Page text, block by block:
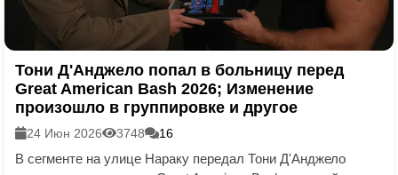
Тони Д'Анджело попал в больницу перед
Great American Bash 2026; Изменение
произошло в группировке и другое
24 Июн 2026 3748 16
В сегменте на улице Нараку передал Тони Д'Анджело